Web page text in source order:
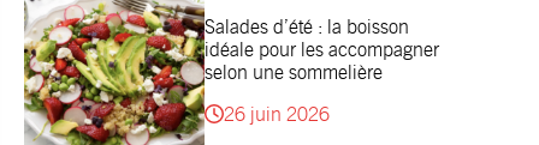
Salades d’été : la boisson
idéale pour les accompagner
selon une sommelière
26 juin 2026